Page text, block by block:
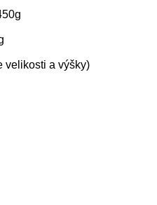
velikosti a výšky)